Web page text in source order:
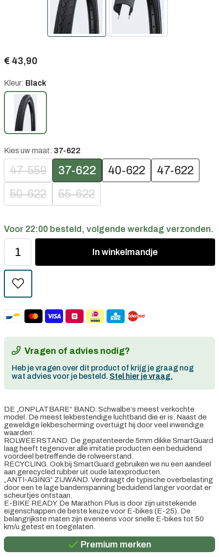
€ 43,90
Kleur: Black
Kies uw maat: 37-622
47-559 37-622 40-622
47-622
50-622
55-622
Voor 22:00 besteld, volgende werkdag verzonden.
In winkelmandje
Vragen of advies nodig?
Heb je vragen over dit product of krijg je graag nog
wat advies voor je besteld. Stel hier je vraag.
DE „ONPLATBARE“ BAND. Schwalbe‘s meest verkochte
model. De meest lekbestendige luchtband die er is. Naast de
geweldige lekbescherming overtuigt hij door veel inwendige
waarden:
ROLWEERSTAND. De gepatenteerde 5mm dikke SmartGuard
laag heeft tegenover alle imitatie producten een beduidend
voordeel betreffende de rolweerstand.
RECYCLING. Ook bij SmartGuard gebruiken we nu een aandeel
aan gerecycled rubber uit oude latexproducten.
„ANTI-AGING“ ZIJWAND. Verdraagt de typische overbelasting
door een te lage bandenspanning beduidend langer voordat er
scheurtjes ontstaan.
E-BIKE READY. De Marathon Plus is door zijn uitstekende
eigenschappen de beste keuze voor E-bikes (E-25). De
belangrijkste maten zijn eveneens voor snelle E-bikes tot 50
km/u getest en toegelaten.
Persoonlijk advies
Gratis verzending in België vanaf €100
Premium merken